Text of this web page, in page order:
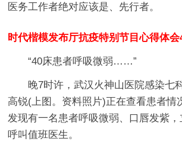
医务工作者绝对应该是、先行者。
时代楷模发布厅抗疫特别节目心得体会
“40床患者呼吸微弱……”
晚7时许，武汉火神山医院感染七
高锐(上图。资料照片)正在查看患者情
发现有一名患者呼吸微弱、口唇发紫
呼叫值班医生。